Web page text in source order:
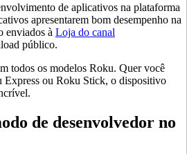
de aplicativos na plataforma
apresentarem bom desempenho na
enviados à Loja do canal
público.
todos os modelos Roku. Quer você
ou Roku Stick, o dispositivo
de desenvolvedor no